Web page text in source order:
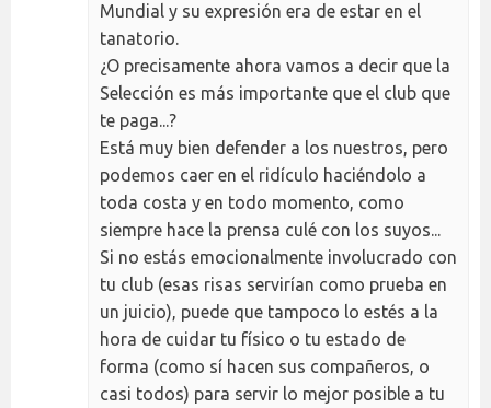
Mundial y su expresión era de estar en el
tanatorio.
¿O precisamente ahora vamos a decir que la
Selección es más importante que el club que
te paga...?
Está muy bien defender a los nuestros, pero
podemos caer en el ridículo haciéndolo a
toda costa y en todo momento, como
siempre hace la prensa culé con los suyos...
Si no estás emocionalmente involucrado con
tu club (esas risas servirían como prueba en
un juicio), puede que tampoco lo estés a la
hora de cuidar tu físico o tu estado de
forma (como sí hacen sus compañeros, o
casi todos) para servir lo mejor posible a tu